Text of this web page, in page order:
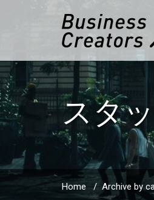
スタ
Home / Archive by